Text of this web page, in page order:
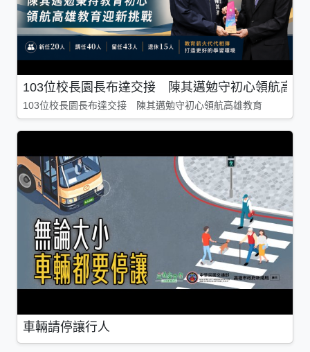
103位校長園長布達交接 陳其邁勉守初心領航高雄
103位校長園長布達交接 陳其邁勉守初心領航高雄教育
車輛請停讓行人